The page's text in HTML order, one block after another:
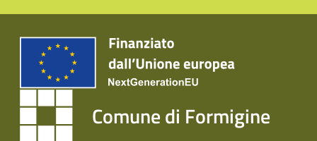
Comune di Formigine